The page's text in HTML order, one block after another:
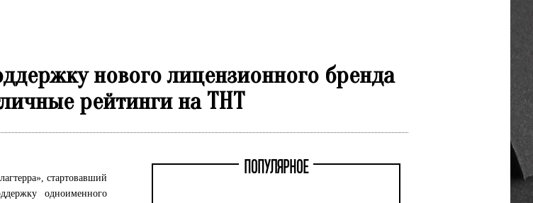
нового лицензионного бренда
рейтинги на ТНТ
стартовавший
одноименного
ПОПУЛЯРНОЕ